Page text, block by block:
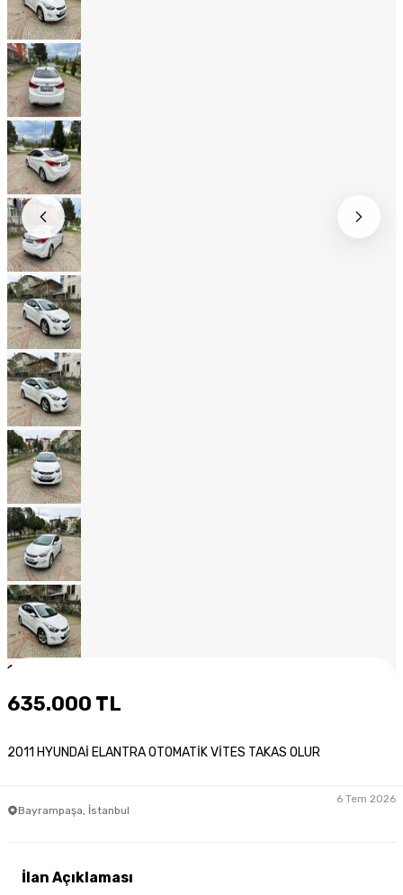
1
635.000 TL
2011 HYUNDAİ ELANTRA OTOMATİK VİTES TAKAS OLUR
Bayrampaşa, İstanbul
6 Tem 2026
İlan Açıklaması